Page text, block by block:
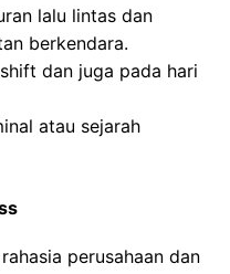
lalu lintas dan
berkendara.
dan juga pada hari
atau sejarah
perusahaan dan